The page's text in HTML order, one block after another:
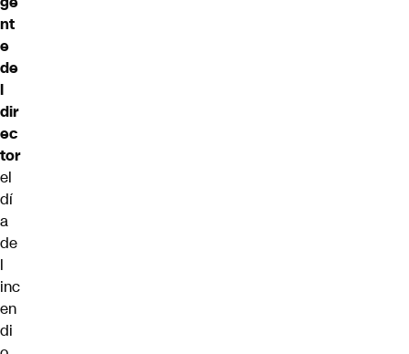
nt
e
de
l
dir
ec
tor
el
dí
a
de
l
inc
en
di